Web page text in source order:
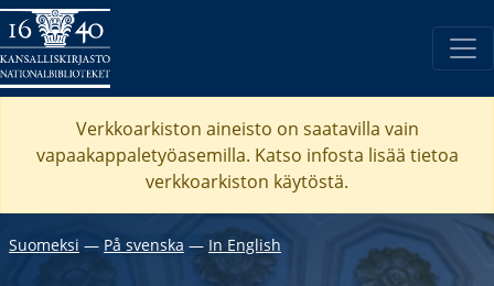
Verkkoarkiston aineisto on saatavilla vain
vapaakappaletyöasemilla. Katso infosta lisää tietoa
verkkoarkiston käytöstä.
Suomeksi ― På svenska ― In English